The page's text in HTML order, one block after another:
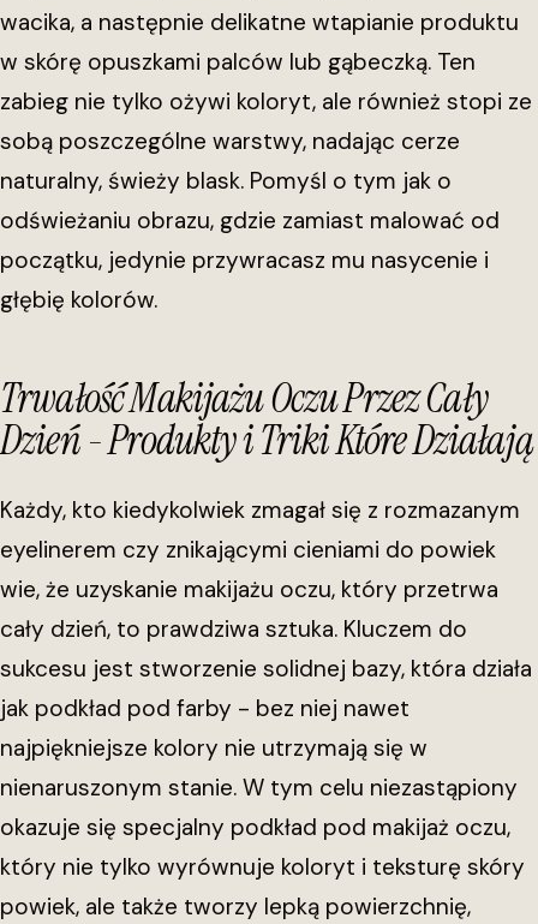
wacika, a następnie delikatne wtapianie produktu
w skórę opuszkami palców lub gąbeczką. Ten
zabieg nie tylko ożywi koloryt, ale również stopi ze
sobą poszczególne warstwy, nadając cerze
naturalny, świeży blask. Pomyśl o tym jak o
odświeżaniu obrazu, gdzie zamiast malować od
początku, jedynie przywracasz mu nasycenie i
głębię kolorów.
Trwałość Makijażu Oczu Przez Cały
Dzień - Produkty i Triki Które Działają
Każdy, kto kiedykolwiek zmagał się z rozmazanym
eyelinerem czy znikającymi cieniami do powiek
wie, że uzyskanie makijażu oczu, który przetrwa
cały dzień, to prawdziwa sztuka. Kluczem do
sukcesu jest stworzenie solidnej bazy, która działa
jak podkład pod farby - bez niej nawet
najpiękniejsze kolory nie utrzymają się w
nienaruszonym stanie. W tym celu niezastąpiony
okazuje się specjalny podkład pod makijaż oczu,
który nie tylko wyrównuje koloryt i teksturę skóry
powiek, ale także tworzy lepką powierzchnię,